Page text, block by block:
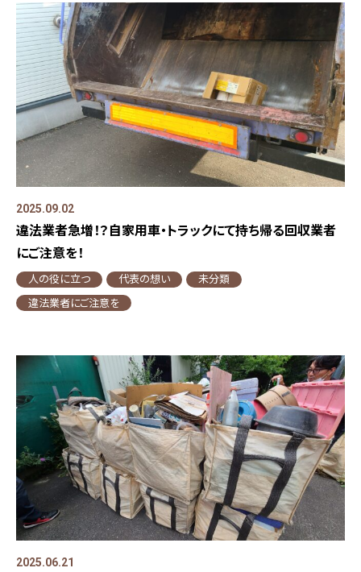
2025.09.02
違法業者急増！？自家用車・トラックにて持ち帰る回収業者
にご注意を！
人の役に立つ 代表の想い
未分類
違法業者にご注意を
2025.06.21